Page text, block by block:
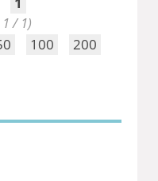
/ 1)
100 200